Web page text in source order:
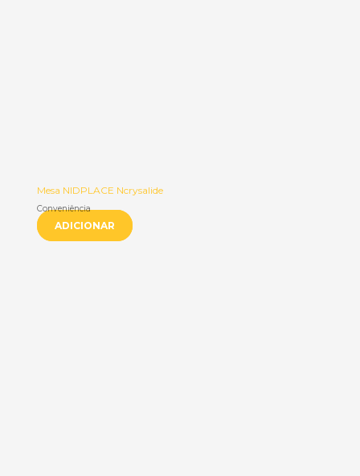
Mesa NIDPLACE Ncrysalide
Conveniência
ADICIONAR